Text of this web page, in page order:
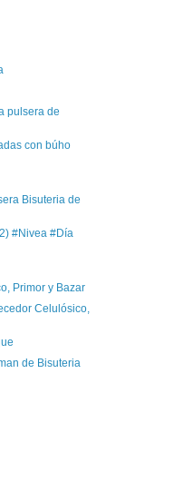
pulsera de
con búho
Bisuteria de
#Nivea #Día
Primor y Bazar
Celulósico,
de Bisuteria